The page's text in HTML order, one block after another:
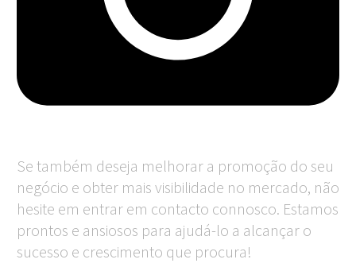
Se também deseja melhorar a promoção do seu
negócio e obter mais visibilidade no mercado, não
hesite em entrar em contacto connosco. Estamos
prontos e ansiosos para ajudá-lo a alcançar o
sucesso e crescimento que procura!